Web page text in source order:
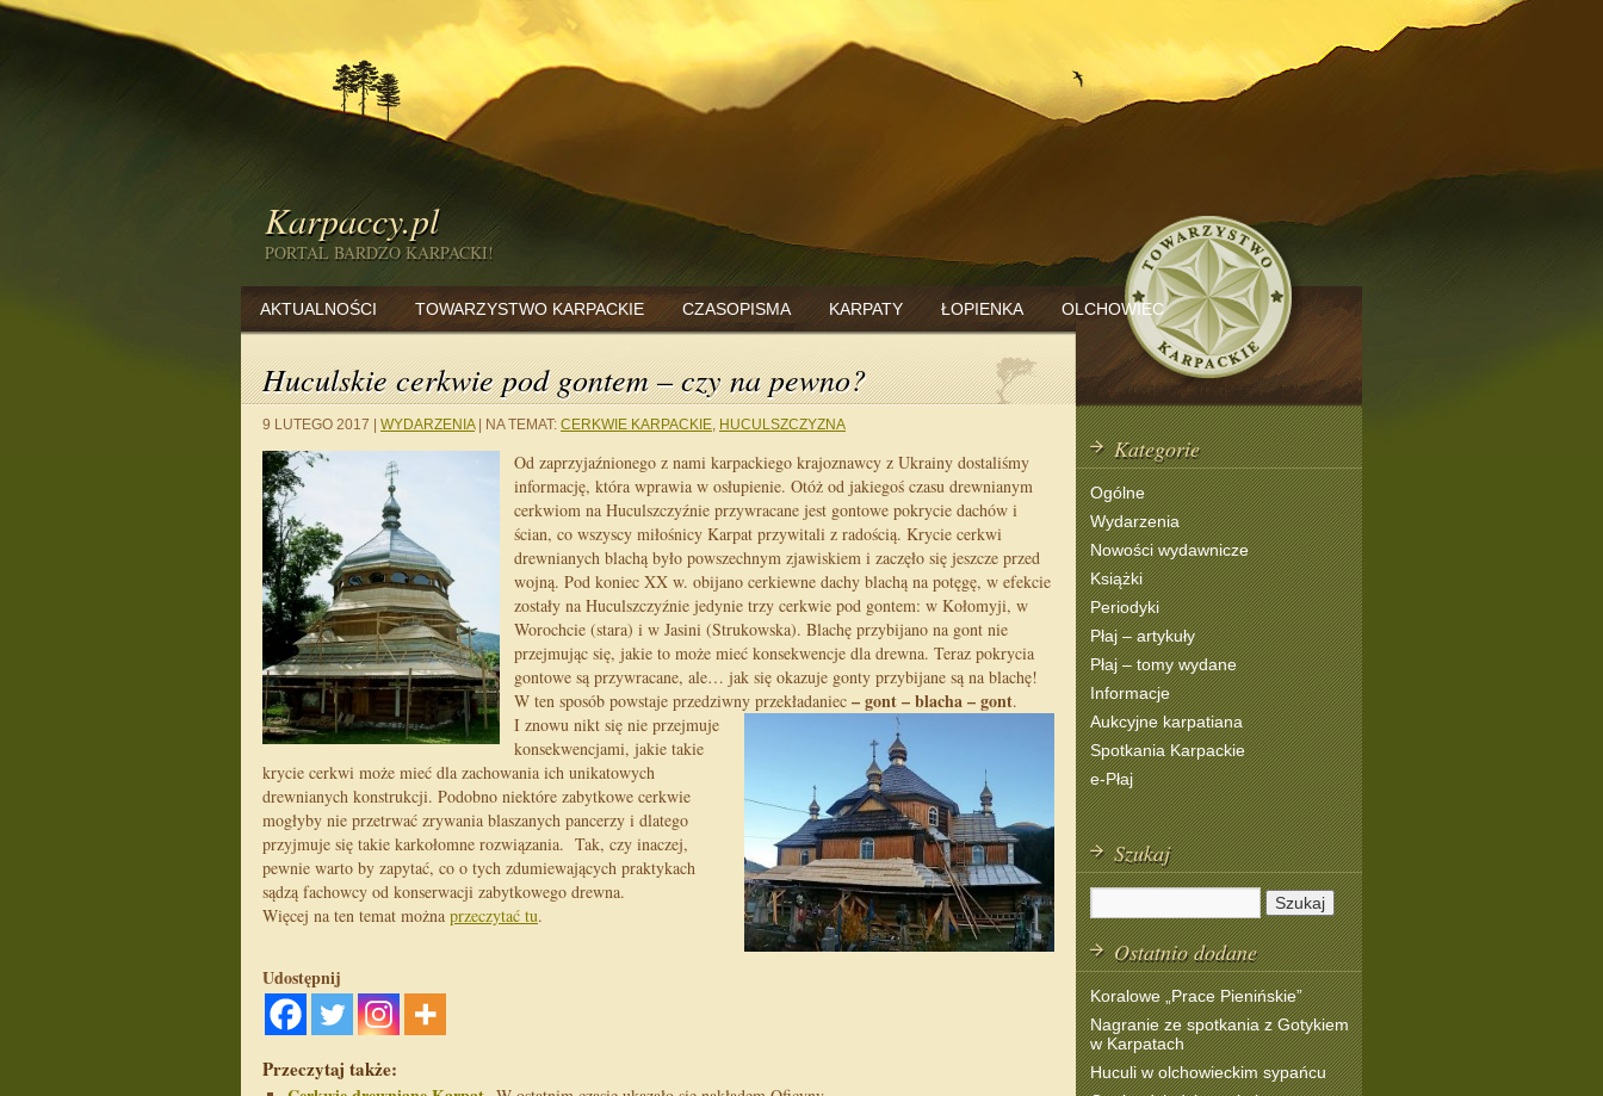
Karpaccy.pl
PORTAL BARDZO KARPACKI!
AKTUALNOŚCI TOWARZYSTWO KARPACKIE CZASOPISMA KARPATY ŁOPIENKA OLCHOWIEC
Huculskie cerkwie pod gontem – czy na pewno?
9 LUTEGO 2017 WYDARZENIA NA TEMAT: CERKWIE KARPACKIE, HUCULSZCZYZNA
Od zaprzyjaźnionego z nami karpackiego krajoznawcy z Ukrainy dostaliśmy
informację, która wprawia w osłupienie. Otóż od jakiegoś czasu drewnianym
cerkwiom na Huculszczyźnie przywracane jest gontowe pokrycie dachów i
ścian, co wszyscy miłośnicy Karpat przywitali z radością. Krycie cerkwi
drewnianych blachą było powszechnym zjawiskiem i zaczęło się jeszcze przed
wojną. Pod koniec XX w. obijano cerkiewne dachy blachą na potęgę, w efekcie
zostały na Huculszczyźnie jedynie trzy cerkwie pod gontem: w Kołomyji, w
Worochcie (stara) i w Jasini (Strukowska). Blachę przybijano na gont nie
przejmując się, jakie to może mieć konsekwencje dla drewna. Teraz pokrycia
gontowe są przywracane, ale… jak się okazuje gonty przybijane są na blachę!
W ten sposób powstaje przedziwny przekładaniec – gont – blacha – gont.
I znowu nikt się nie przejmuje
konsekwencjami, jakie takie
krycie cerkwi może mieć dla zachowania ich unikatowych
drewnianych konstrukcji. Podobno niektóre zabytkowe cerkwie
mogłyby nie przetrwać zrywania blaszanych pancerzy i dlatego
przyjmuje się takie karkołomne rozwiązania. Tak, czy inaczej,
pewnie warto by zapytać, co o tych zdumiewających praktykach
sądzą fachowcy od konserwacji zabytkowego drewna.
Więcej na ten temat można przeczytać tu.
Udostępnij
Przeczytaj także:
Kategorie
Ogólne
Wydarzenia
Nowości wydawnicze
Książki
Periodyki
Płaj – artykuły
Płaj – tomy wydane
Informacje
Aukcyjne karpatiana
Spotkania Karpackie
e-Płaj
Szukaj
Ostatnio dodane
Koralowe „Prace Pienińskie”
Nagranie ze spotkania z Gotykiem
w Karpatach
Huculi w olchowieckim sypańcu